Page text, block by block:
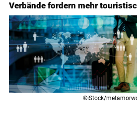
Verbände fordern mehr
©iStock/